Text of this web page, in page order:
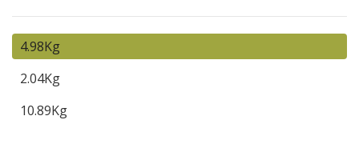
4.98Kg
2.04Kg
10.89Kg